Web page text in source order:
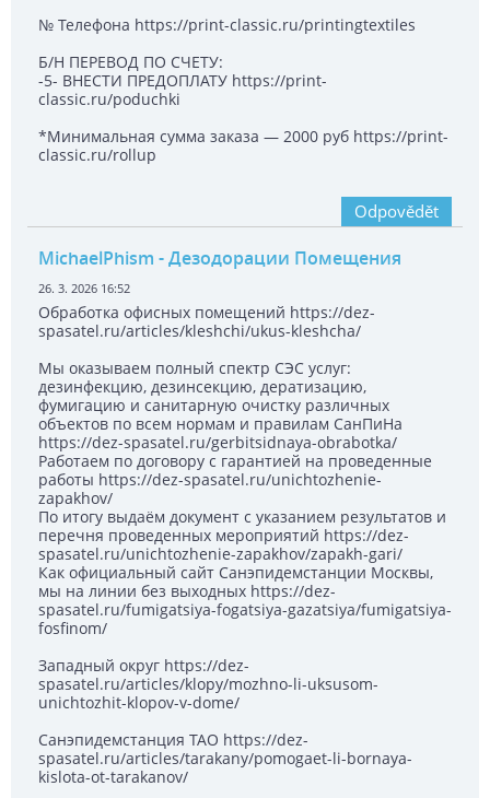
№ Телефона https://print-classic.ru/printingtextiles
Б/Н ПЕРЕВОД ПО СЧЕТУ:
-5- ВНЕСТИ ПРЕДОПЛАТУ https://print-
classic.ru/poduchki
*Минимальная сумма заказа — 2000 руб https://print-
classic.ru/rollup
Odpovědět
MichaelPhism - Дезодорации Помещения
26. 3. 2026 16:52
Обработка офисных помещений https://dez-
spasatel.ru/articles/kleshchi/ukus-kleshcha/
Мы оказываем полный спектр СЭС услуг:
дезинфекцию, дезинсекцию, дератизацию,
фумигацию и санитарную очистку различных
объектов по всем нормам и правилам СанПиНа
https://dez-spasatel.ru/gerbitsidnaya-obrabotka/
Работаем по договору с гарантией на проведенные
работы https://dez-spasatel.ru/unichtozhenie-
zapakhov/
По итогу выдаём документ с указанием результатов и
перечня проведенных мероприятий https://dez-
spasatel.ru/unichtozhenie-zapakhov/zapakh-gari/
Как официальный сайт Санэпидемстанции Москвы,
мы на линии без выходных https://dez-
spasatel.ru/fumigatsiya-fogatsiya-gazatsiya/fumigatsiya-
fosfinom/
Западный округ https://dez-
spasatel.ru/articles/klopy/mozhno-li-uksusom-
unichtozhit-klopov-v-dome/
Санэпидемстанция ТАО https://dez-
spasatel.ru/articles/tarakany/pomogaet-li-bornaya-
kislota-ot-tarakanov/